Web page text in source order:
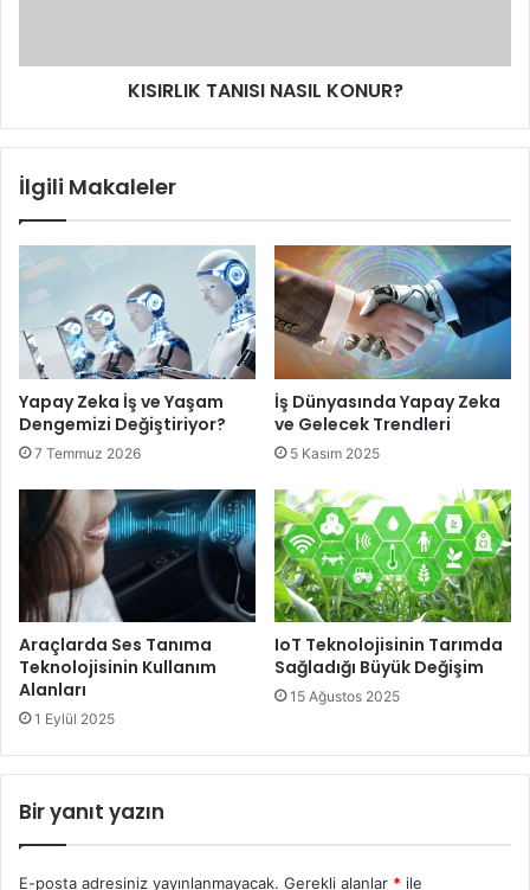
DIESEL SAATLERDE 2015 MODASI
KISIRLIK TANISI NASIL KONUR?
İlgili Makaleler
Yapay Zeka İş ve Yaşam
Dengemizi Değiştiriyor?
7 Temmuz 2026
İş Dünyasında Yapay Zeka
ve Gelecek Trendleri
5 Kasım 2025
Araçlarda Ses Tanıma
Teknolojisinin Kullanım
Alanları
1 Eylül 2025
IoT Teknolojisinin Tarımda
Sağladığı Büyük Değişim
15 Ağustos 2025
Bir yanıt yazın
E-posta adresiniz yayınlanmayacak. Gerekli alanlar * ile